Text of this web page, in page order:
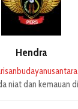
Hendra
niat dan kemauan